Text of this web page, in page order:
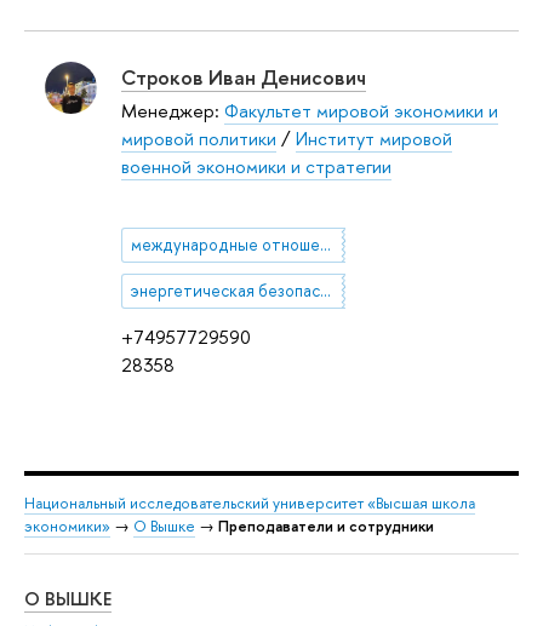
+74957729590
28358
Строков Иван Денисович
Менеджер: Факультет мировой экономики и
мировой политики /Институт мировой
военной экономики и стратегии
международные отношения
энергетическая безопасность
Национальный исследовательский университет «Высшая школа
экономики» → О Вышке → Преподаватели и сотрудники
О ВЫШКЕ